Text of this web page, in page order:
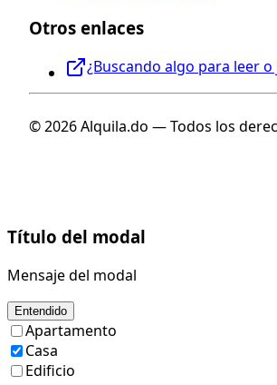
Otros enlaces
¿Buscando algo para leer o
© 2026 Alquila.do — Todos los
Título del modal
Mensaje del modal
Entendido
Apartamento
Casa
Edificio